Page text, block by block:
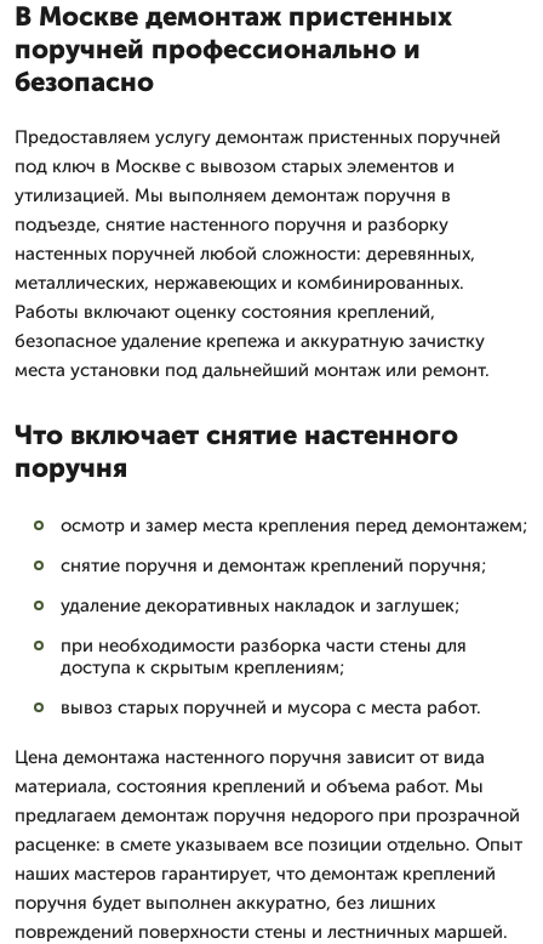
В Москве демонтаж пристенных
поручней профессионально и
безопасно
Предоставляем услугу демонтаж пристенных поручней
под ключ в Москве с вывозом старых элементов и
утилизацией. Мы выполняем демонтаж поручня в
подъезде, снятие настенного поручня и разборку
настенных поручней любой сложности: деревянных,
металлических, нержавеющих и комбинированных.
Работы включают оценку состояния креплений,
безопасное удаление крепежа и аккуратную зачистку
места установки под дальнейший монтаж или ремонт.
Что включает снятие настенного
поручня
осмотр и замер места крепления перед демонтажем;
снятие поручня и демонтаж креплений поручня;
удаление декоративных накладок и заглушек;
при необходимости разборка части стены для
доступа к скрытым креплениям;
вывоз старых поручней и мусора с места работ.
Цена демонтажа настенного поручня зависит от вида
материала, состояния креплений и объема работ. Мы
предлагаем демонтаж поручня недорого при прозрачной
расценке: в смете указываем все позиции отдельно. Опыт
наших мастеров гарантирует, что демонтаж креплений
поручня будет выполнен аккуратно, без лишних
повреждений поверхности стены и лестничных маршей.